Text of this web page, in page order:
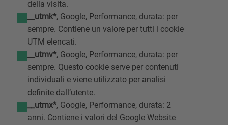
della visita.
__utmk*, Google, Performance, durata: per
sempre. Contiene un valore per tutti i cookie
UTM elencati.
__utmv*, Google, Performance, durata: per
sempre. Questo cookie serve per contenuti
individuali e viene utilizzato per analisi
definite dall’utente.
__utmx*, Google, Performance, durata: 2
anni. Contiene i valori del Google Website